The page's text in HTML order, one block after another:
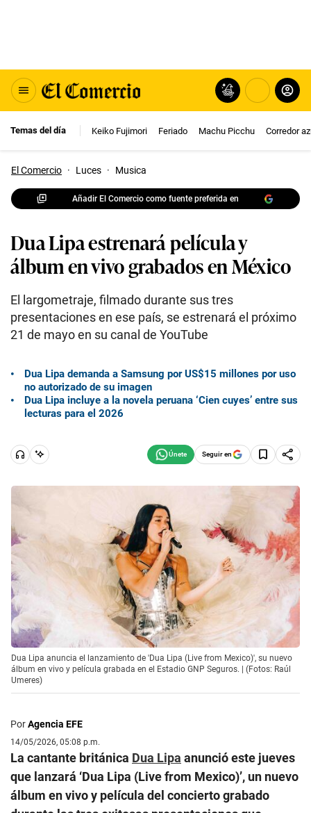
Temas del día Keiko Fujimori Feriado Machu Picchu Corredor
El Comercio · Luces · Musica
Añadir El Comercio como fuente preferida en
Dua Lipa estrenará película y
álbum en vivo grabados en México
El largometraje, filmado durante sus tres
presentaciones en ese país, se estrenará el próximo
21 de mayo en su canal de YouTube
Dua Lipa demanda a Samsung por US$15 millones por uso
no autorizado de su imagen
Dua Lipa incluye a la novela peruana ‘Cien cuyes’ entre sus
lecturas para el 2026
Seguir en
Dua Lipa anuncia el lanzamiento de 'Dua Lipa (Live from Mexico)', su nuevo
álbum en vivo y película grabada en el Estadio GNP Seguros. | (Fotos: Raúl
Umeres)
PorAgencia EFE
14/05/2026, 05:08 p.m.
La cantante británica Dua Lipa anunció este jueves
que lanzará ‘Dua Lipa (Live from Mexico)’, un nuevo
álbum en vivo y película del concierto grabado